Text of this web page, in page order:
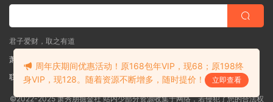
君子爱财，取之有道
萧秀朋掘金社
联系客服(说明需求，勿问在否)
©2022-2025 萧秀朋掘金社 站内少部分资源收集于网络，若侵犯了您的合法权
周年庆期间优惠活动！原168包年VIP，现68；原198终
身VIP，现128。随着资源不断增多，随时提价！
立即查看